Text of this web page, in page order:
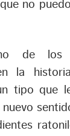
no
de los
la
tipo que